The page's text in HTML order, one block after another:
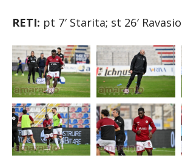
RETI: pt 7′ Starita; st 26′ Ravasio